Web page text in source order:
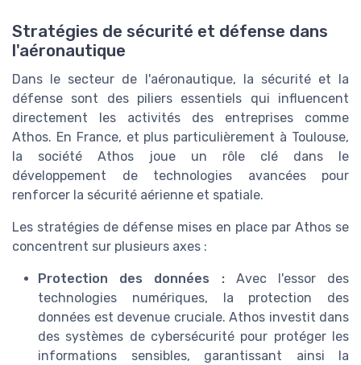
Stratégies de sécurité et défense dans
l'aéronautique
Dans le secteur de l'aéronautique, la sécurité et la
défense sont des piliers essentiels qui influencent
directement les activités des entreprises comme
Athos. En France, et plus particulièrement à Toulouse,
la société Athos joue un rôle clé dans le
développement de technologies avancées pour
renforcer la sécurité aérienne et spatiale.
Les stratégies de défense mises en place par Athos se
concentrent sur plusieurs axes :
Protection des données :Avec l'essor des
technologies numériques, la protection des
données est devenue cruciale. Athos investit dans
des systèmes de cybersécurité pour protéger les
informations sensibles, garantissant ainsi la